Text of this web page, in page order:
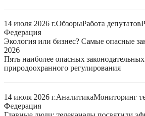
14 июля 2026 г.ОбзорыРабота депутатов
Федерация
Экология или бизнес? Самые опасные
2026
Пять наиболее опасных
природоохранного регулирования
14 июля 2026 г.АналитикаМониторинг
Федерация